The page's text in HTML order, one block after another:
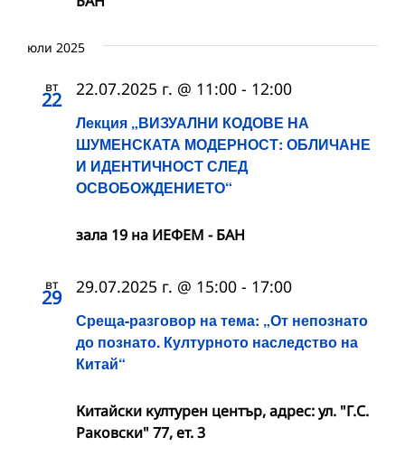
юли 2025
вт
22
Лекция „ВИЗУАЛНИ КОДОВЕ НА
ШУМЕНСКАТА МОДЕРНОСТ: ОБЛИЧАНЕ
И ИДЕНТИЧНОСТ СЛЕД
ОСВОБОЖДЕНИЕТО“
22.07.2025 г. @ 11:00 - 12:00
зала 19 на ИЕФЕМ - БАН
вт
29
Среща-разговор на тема: „От непознато
до познато. Културното наследство на
Китай“
29.07.2025 г. @ 15:00 - 17:00
Китайски културен център, адрес: ул. "Г.С.
Раковски" 77, ет. 3